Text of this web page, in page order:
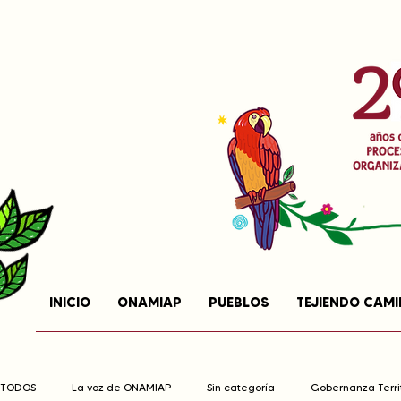
INICIO ONAMIAP PUEBLOS TEJIENDO
TODOS La voz de ONAMIAP Sin categoría Gobernanza